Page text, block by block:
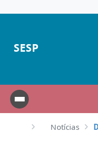
SESP
Notícias